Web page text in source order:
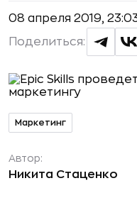
08 апреля 2019,
Поделиться:
Маркетинг
Автор:
Никита Стаценко